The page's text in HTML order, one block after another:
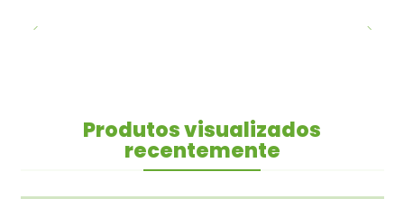
Produtos visualizados
recentemente